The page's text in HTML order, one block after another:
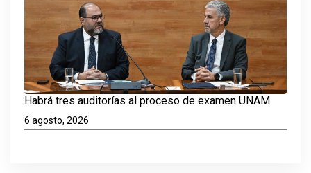
Habrá tres auditorías al proceso de examen UNAM
6 agosto, 2026